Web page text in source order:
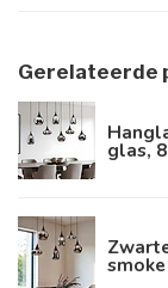
Gerelateerde
glas,